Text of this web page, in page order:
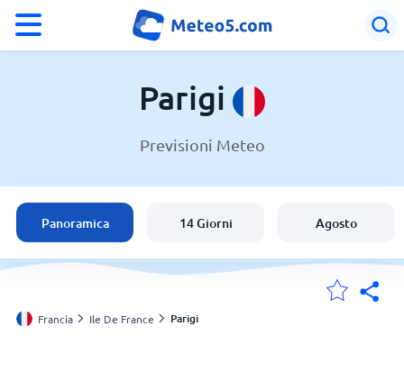
Francia
Italia
Svizzera
Parigi
Previsioni Meteo
Panoramica 14 Giorni Agosto
Francia Ile De France Parigi